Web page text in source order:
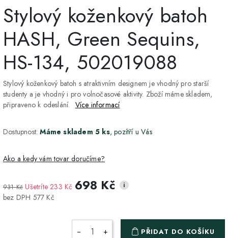
Stylový koženkový batoh
HASH, Green Sequins,
HS-134, 502019088
Stylový koženkový batoh s atraktivním designem je vhodný pro starší
studenty a je vhodný i pro volnočasové aktivity. Zboží máme skladem,
připraveno k odeslání. Více informací
Dostupnost:Máme skladem 5 ks, pozítří u Vás
Ako a kedy vám tovar doručíme?
DPD Home - doručenie
na adresu
2-3 dny
931 Kč Ušetríte 233 Kč 698 Kč i
bez DPH 577 Kč
− + PŘIDAT DO KOŠÍKU